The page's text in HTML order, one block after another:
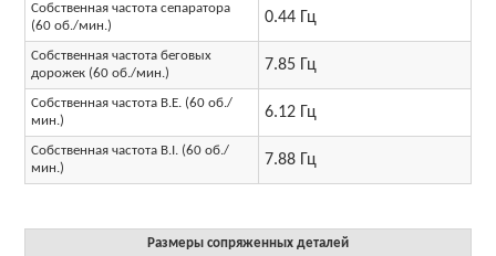
Собственная частота сепаратора
(60 об./мин.)
0.44 Гц
Собственная частота беговых
дорожек (60 об./мин.)
7.85 Гц
Собственная частота B.E. (60 об./
мин.)
6.12 Гц
Собственная частота B.I. (60 об./
мин.)
7.88 Гц
Размеры сопряженных деталей